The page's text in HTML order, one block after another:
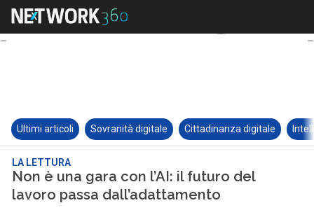
Ultimi articoli Sovranità digitale Cittadinanza digitale
LA LETTURA
Non è una gara con l’AI: il futuro del
lavoro passa dall’adattamento